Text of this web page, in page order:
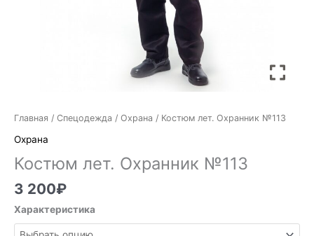
Главная / Спецодежда / Охрана / Костюм лет. Охранник №113
Охрана
Костюм лет. Охранник №113
3 200₽
Характеристика